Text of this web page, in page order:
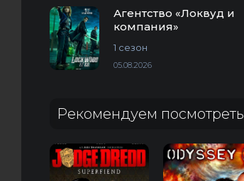
Агентство «Локвуд и
компания»
1 сезон
05.08.2026
Рекомендуем посмотреть